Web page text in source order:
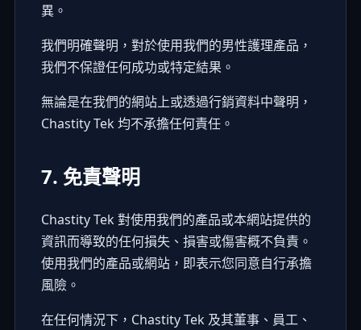
異。
我們明確聲明，對於使用我們的男性護理產品，
我們不保證任何成功或特定結果。
無論是在我們的網站上或透過行銷資料中聲明，
Chastity Tek 均不承擔任何責任。
7. 免責聲明
Chastity Tek 對使用我們的產品或本網站提供的
資訊而導致的任何損失、損害或傷害概不負責。
使用我們的產品或網站，即表示您同意自行承擔
風險。
在任何情況下，Chastity Tek 及其董事、員工、